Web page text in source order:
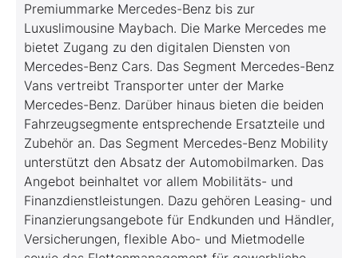
Premiummarke Mercedes-Benz bis zur
Luxuslimousine Maybach. Die Marke Mercedes me
bietet Zugang zu den digitalen Diensten von
Mercedes-Benz Cars. Das Segment Mercedes-Benz
Vans vertreibt Transporter unter der Marke
Mercedes-Benz. Darüber hinaus bieten die beiden
Fahrzeugsegmente entsprechende Ersatzteile und
Zubehör an. Das Segment Mercedes-Benz Mobility
unterstützt den Absatz der Automobilmarken. Das
Angebot beinhaltet vor allem Mobilitäts- und
Finanzdienstleistungen. Dazu gehören Leasing- und
Finanzierungsangebote für Endkunden und Händler,
Versicherungen, flexible Abo- und Mietmodelle